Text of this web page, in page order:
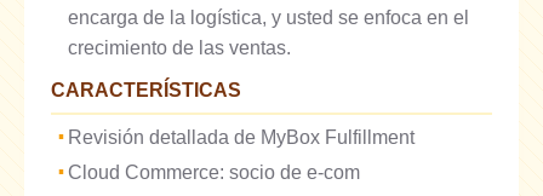
encarga de la logística, y usted se enfoca en el
crecimiento de las ventas.
CARACTERÍSTICAS
Revisión detallada de MyBox Fulfillment
Cloud Commerce: socio de e-com